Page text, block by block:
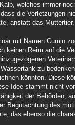
welches immer
die Verletzungen
anstatt das
mit Namen Cumin
keinen Reim auf die
zu
könnten. Diese
Idee stammt nicht
der Behörden,
Begutachtung des
das ebenso die